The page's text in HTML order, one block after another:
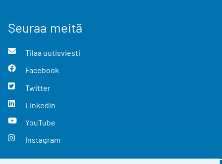
Seuraa meitä
Tilaa uutisviesti
Facebook
Twitter
LinkedIn
YouTube
Instagram